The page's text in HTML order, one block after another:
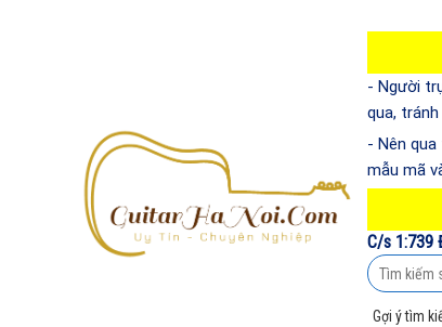
- Người
qua,
- Nên
mẫu mã
C/s 1:739
Gợi ý tìm